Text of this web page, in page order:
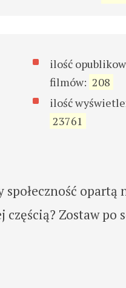
ilość
filmów: 208
ilość
23761
częścią? Zostaw